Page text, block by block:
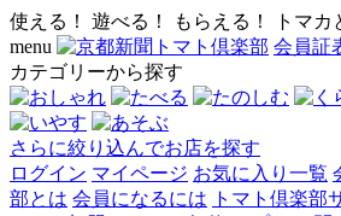
使える！ 遊べる！ もらえる！ トマカ
menu
会員証
カテゴリーから探す
さらに絞り込んでお店を探す
ログイン マイページ お気に入り一覧
部とは 会員になるには トマト倶楽部